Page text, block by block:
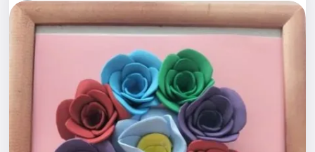
События
Города
Площадки
Артисты